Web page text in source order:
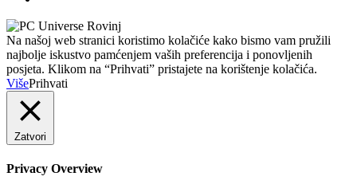
Na našoj web stranici koristimo kolačiće kako bismo vam pružili
najbolje iskustvo pamćenjem vaših preferencija i ponovljenih
posjeta. Klikom na “Prihvati” pristajete na korištenje kolačića.
VišePrihvati
Zatvori
Privacy Overview